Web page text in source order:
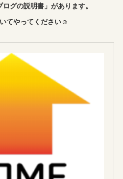
グの説明書」があります。
てやってください☺︎